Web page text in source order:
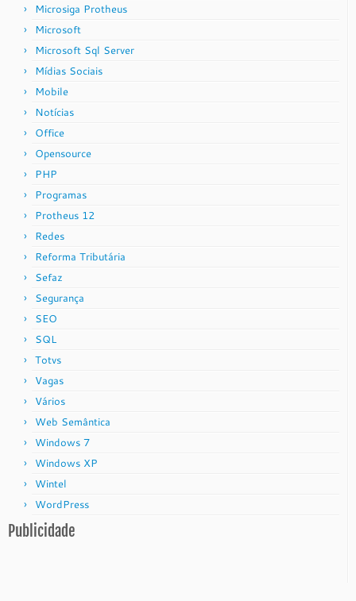
Microsiga Protheus
Microsoft
Microsoft Sql Server
Mídias Sociais
Mobile
Notícias
Office
Opensource
PHP
Programas
Protheus 12
Redes
Reforma Tributária
Sefaz
Segurança
SEO
SQL
Totvs
Vagas
Vários
Web Semântica
Windows 7
Windows XP
Wintel
WordPress
Publicidade